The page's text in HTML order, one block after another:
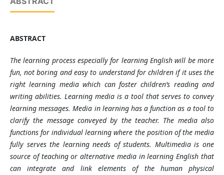
ABSTRACT
The learning process especially for learning English will be more
fun, not boring and easy to understand for children if it uses the
right learning media which can foster children’s reading and
writing abilities. Learning media is a tool that serves to convey
learning messages. Media in learning has a function as a tool to
clarify the message conveyed by the teacher. The media also
functions for individual learning where the position of the media
fully serves the learning needs of students. Multimedia is one
source of teaching or alternative media in learning English that
can integrate and link elements of the human physical